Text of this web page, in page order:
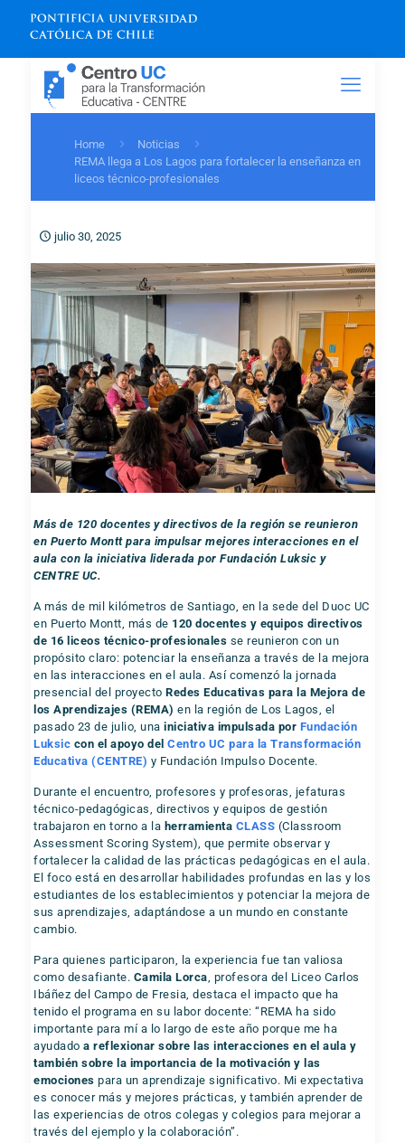
Home
Noticias
REMA llega a Los Lagos para fortalecer la enseñanza en
liceos técnico-profesionales
julio 30, 2025
Más de 120 docentes y directivos de la región se reunieron
en Puerto Montt para impulsar mejores interacciones en el
aula con la iniciativa liderada por Fundación Luksic y
CENTRE UC.
A más de mil kilómetros de Santiago, en la sede del Duoc UC
en Puerto Montt, más de 120 docentes y equipos directivos
de 16 liceos técnico-profesionales se reunieron con un
propósito claro: potenciar la enseñanza a través de la mejora
en las interacciones en el aula. Así comenzó la jornada
presencial del proyectoRedes Educativas para la Mejora de
los Aprendizajes (REMA) en la región de Los Lagos, el
pasado 23 de julio, unainiciativa impulsada por Fundación
Luksic con el apoyo delCentro UC para la Transformación
Educativa (CENTRE) y Fundación Impulso Docente.
Durante el encuentro, profesores y profesoras, jefaturas
técnico-pedagógicas, directivos y equipos de gestión
trabajaron en torno a la herramienta CLASS (Classroom
Assessment Scoring System), que permite observar y
fortalecer la calidad de las prácticas pedagógicas en el aula.
El foco está en desarrollar habilidades profundas en las y los
estudiantes de los establecimientos y potenciar la mejora de
sus aprendizajes, adaptándose a un mundo en constante
cambio.
Para quienes participaron, la experiencia fue tan valiosa
como desafiante. Camila Lorca, profesora del Liceo Carlos
Ibáñez del Campo de Fresia, destaca el impacto que ha
tenido el programa en su labor docente: “REMA ha sido
importante para mí a lo largo de este año porque me ha
ayudadoa reflexionar sobre las interacciones en el aula y
también sobre la importancia de la motivación y las
emociones para un aprendizaje significativo. Mi expectativa
es conocer más y mejores prácticas, y también aprender de
las experiencias de otros colegas y colegios para mejorar a
través del ejemplo y la colaboración”.